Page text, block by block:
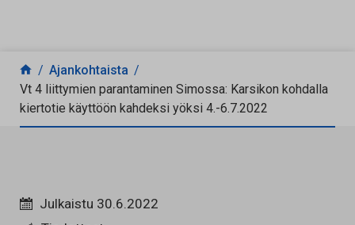
Siirry sisältöön
Ajankohtaista
Vt 4 liittymien parantaminen Simossa: Karsikon kohdalla
kiertotie käyttöön kahdeksi yöksi 4.-6.7.2022
Julkaistu 30.6.2022